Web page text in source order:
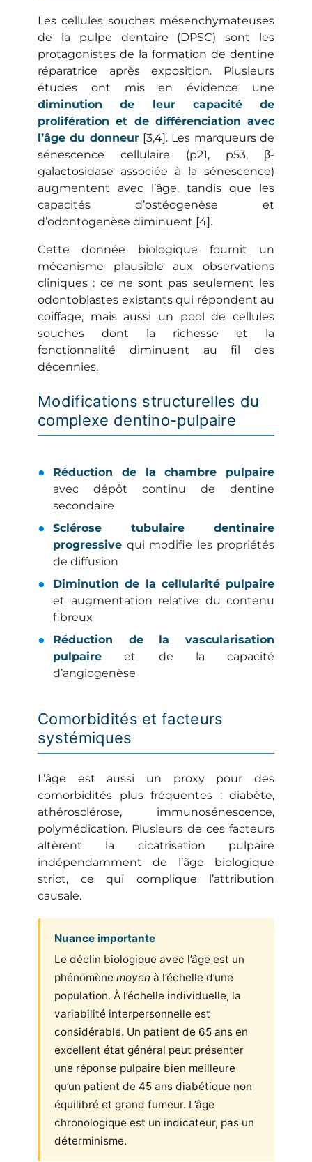
Les cellules souches mésenchymateuses
de la pulpe dentaire (DPSC) sont les
protagonistes de la formation de dentine
réparatrice après exposition. Plusieurs
études ont mis en évidence une
diminution de leur capacité de
prolifération et de différenciation avec
l’âge du donneur[3,4]. Les marqueurs de
sénescence cellulaire (p21, p53, β-
galactosidase associée à la sénescence)
augmentent avec l’âge, tandis que les
capacités d’ostéogenèse et
d’odontogenèse diminuent [4].
Cette donnée biologique fournit un
mécanisme plausible aux observations
cliniques : ce ne sont pas seulement les
odontoblastes existants qui répondent au
coiffage, mais aussi un pool de cellules
souches dont la richesse et la
fonctionnalité diminuent au fil des
décennies.
Modifications structurelles du
complexe dentino-pulpaire
Réduction de la chambre pulpaire
avec dépôt continu de dentine
secondaire
Sclérose tubulaire dentinaire
progressive qui modifie les propriétés
de diffusion
Diminution de la cellularité pulpaire
et augmentation relative du contenu
fibreux
Réduction de la vascularisation
pulpaire et de la capacité
d’angiogenèse
Comorbidités et facteurs
systémiques
L’âge est aussi un proxy pour des
comorbidités plus fréquentes : diabète,
athérosclérose, immunosénescence,
polymédication. Plusieurs de ces facteurs
altèrent la cicatrisation pulpaire
indépendamment de l’âge biologique
strict, ce qui complique l’attribution
causale.
Nuance importante
Le déclin biologique avec l’âge est un
phénomène moyen à l’échelle d’une
population. À l’échelle individuelle, la
variabilité interpersonnelle est
considérable. Un patient de 65 ans en
excellent état général peut présenter
une réponse pulpaire bien meilleure
qu’un patient de 45 ans diabétique non
équilibré et grand fumeur. L’âge
chronologique est un indicateur, pas un
déterminisme.